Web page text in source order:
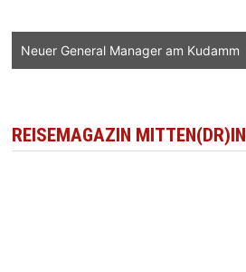
Neuer General Manager am Kudamm
REISEMAGAZIN MITTEN(DR)IN